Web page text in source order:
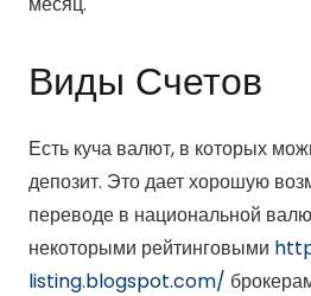
Виды Счетов
Есть куча валют, в которых
депозит. Это дает хорошую
переводе в национальной
некоторыми рейтинговыми
listing.blogspot.com/